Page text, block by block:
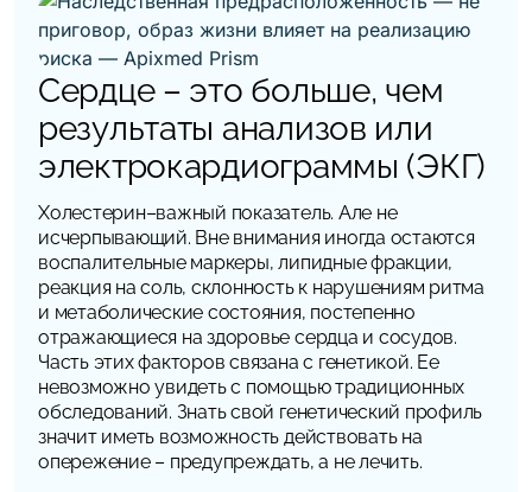
Сердце – это больше, чем
результаты анализов или
электрокардиограммы (ЭКГ)
Холестерин–важный показатель. Але не
исчерпывающий. Вне внимания иногда остаются
воспалительные маркеры, липидные фракции,
реакция на соль, склонность к нарушениям ритма
и метаболические состояния, постепенно
отражающиеся на здоровье сердца и сосудов.
Часть этих факторов связана с генетикой. Ее
невозможно увидеть с помощью традиционных
обследований. Знать свой генетический профиль
значит иметь возможность действовать на
опережение – предупреждать, а не лечить.